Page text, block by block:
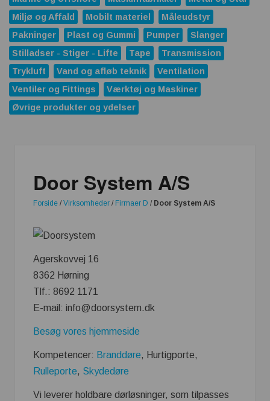
Miljø og Affald
Mobilt materiel
Måleudstyr
Pakninger
Plast og Gummi Pumper
Slanger
Stilladser - Stiger - Lifte
Tape
Transmission
Trykluft
Vand og afløb teknik
Ventilation
Ventiler og Fittings
Værktøj og Maskiner
Øvrige produkter og ydelser
Door System A/S
Forside / Virksomheder / Firmaer D / Door System A/S
Agerskovvej 16
8362 Hørning
Tlf.: 8692 1171
E-mail: info@doorsystem.dk
Besøg vores hjemmeside
Kompetencer: Branddøre, Hurtigporte,
Rulleporte, Skydedøre
Vi leverer holdbare dørløsninger, som tilpasses